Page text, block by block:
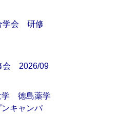
学会 研修
会 2026/09
学 徳島薬学
キャンパ